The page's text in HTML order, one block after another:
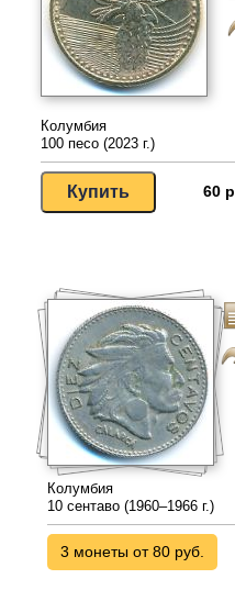
Колумбия
100 песо (2023 г.)
60
Колумбия
10 сентаво (1960–1966 г.)
3 монеты от 80 руб.